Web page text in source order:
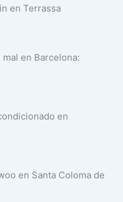
en Terrassa
en Barcelona:
en
en Santa Coloma de